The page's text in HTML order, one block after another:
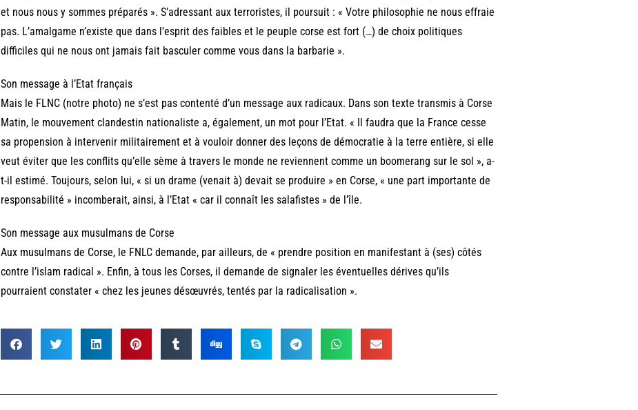
et nous nous y sommes préparés ». S’adressant aux terroristes, il poursuit : « Votre philosophie ne nous effraie
pas. L’amalgame n’existe que dans l’esprit des faibles et le peuple corse est fort (…) de choix politiques
difficiles qui ne nous ont jamais fait basculer comme vous dans la barbarie ».
Son message à l’Etat français
Mais le FLNC (notre photo) ne s’est pas contenté d’un message aux radicaux. Dans son texte transmis à Corse
Matin, le mouvement clandestin nationaliste a, également, un mot pour l’Etat. « Il faudra que la France cesse
sa propension à intervenir militairement et à vouloir donner des leçons de démocratie à la terre entière, si elle
veut éviter que les conflits qu’elle sème à travers le monde ne reviennent comme un boomerang sur le sol », a-
t-il estimé. Toujours, selon lui, « si un drame (venait à) devait se produire » en Corse, « une part importante de
responsabilité » incomberait, ainsi, à l’Etat « car il connaît les salafistes » de l’île.
Son message aux musulmans de Corse
Aux musulmans de Corse, le FNLC demande, par ailleurs, de « prendre position en manifestant à (ses) côtés
contre l’islam radical ». Enfin, à tous les Corses, il demande de signaler les éventuelles dérives qu’ils
pourraient constater « chez les jeunes désœuvrés, tentés par la radicalisation ».